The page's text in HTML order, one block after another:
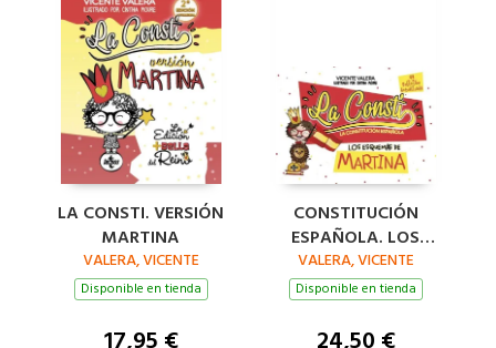
LA CONSTI. VERSIÓN
MARTINA
VALERA, VICENTE
Disponible en tienda
CONSTITUCIÓN
ESPAÑOLA. LOS
ESQUEMAS DE
MARTINA
VALERA, VICENTE
Disponible en tienda